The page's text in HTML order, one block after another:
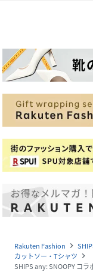
Rakuten Fashion navigate_next
カットソー・Tシャツ navigate_next
SHIPS any: SNOOPY コ